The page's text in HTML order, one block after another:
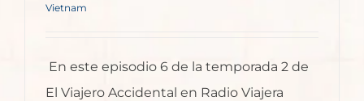
Vietnam
En este episodio 6 de la temporada 2 de
El Viajero Accidental en Radio Viajera